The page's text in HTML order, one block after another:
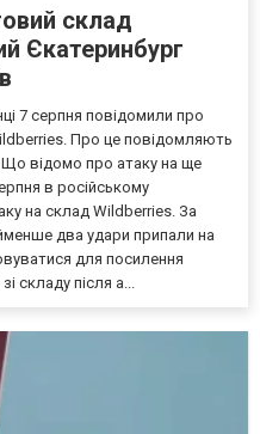
склад
Єкатеринбург
7 серпня повідомили про
Про це повідомляють
Що відомо про атаку на ще
в російському
на склад Wildberries. За
два удари припали на
для посилення
складу після а...